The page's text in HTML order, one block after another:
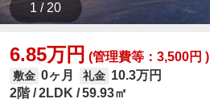
1 / 20
6.85万円 (管理費等：3,500円 )
敷金 0ヶ月 礼金 10.3万円
2階 2LDK 59.93㎡